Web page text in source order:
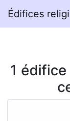
Édifices
1